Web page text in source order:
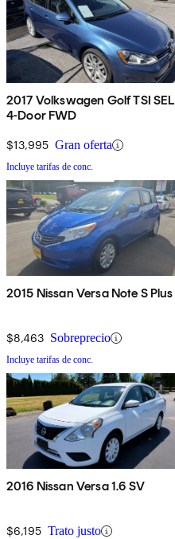
2017 Volkswagen Golf TSI SEL
4-Door FWD
$13,995 Gran oferta
Incluye tarifas de conc.
2015 Nissan Versa Note S Plus
$8,463 Sobreprecio
Incluye tarifas de conc.
2016 Nissan Versa 1.6 SV
$6,195 Trato justo